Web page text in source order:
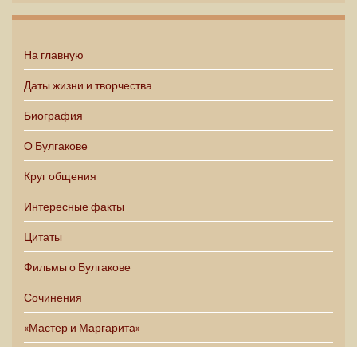
На главную
Даты жизни и творчества
Биография
О Булгакове
Круг общения
Интересные факты
Цитаты
Фильмы о Булгакове
Сочинения
«Мастер и Маргарита»